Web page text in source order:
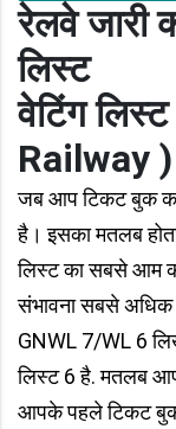
रेलवे जारी
लिस्ट
वेटिंग
Railway )
जब आप टिकट बुक
है। इसका मतलब
लिस्ट का सबसे आम
संभावना सबसे अधिक
GNWL 7/WL 6
लिस्ट 6 है. मतलब
आपके पहले टिकट बुक